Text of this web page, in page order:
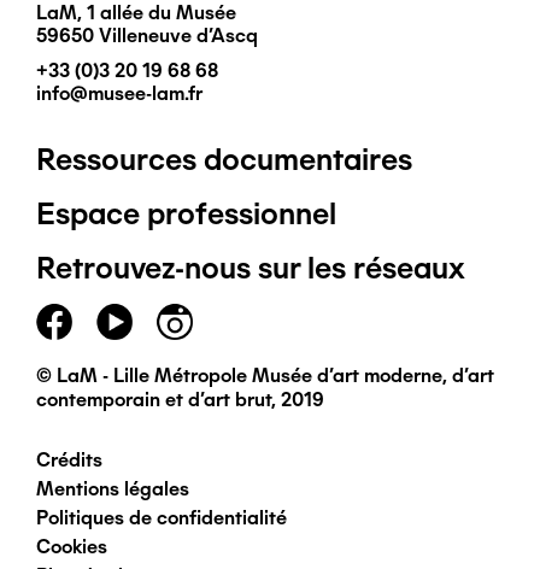
LaM, 1 allée du Musée
59650 Villeneuve d'Ascq
+33 (0)3 20 19 68 68
info@musee-lam.fr
Pied
de
page
principal
Ressources documentaires
Espace professionnel
Retrouvez-nous sur les réseaux
© LaM - Lille Métropole Musée d'art moderne, d'art
contemporain et d'art brut, 2019
Pied
de
Crédits
Mentions légales
Politiques de confidentialité
Cookies